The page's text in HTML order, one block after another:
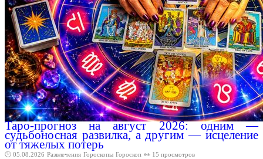
Таро-прогноз на август 2026: одним —
судьбоносная развилка, а другим — исцеление
от тяжелых потерь
🕑 05.08.2026 Развлечения Гороскопы Гороскоп 👀 15 просмотров